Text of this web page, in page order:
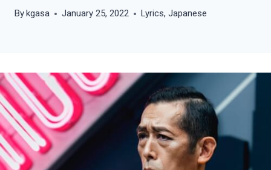
Bykgasa January 25, 2022 Lyrics,Japanese